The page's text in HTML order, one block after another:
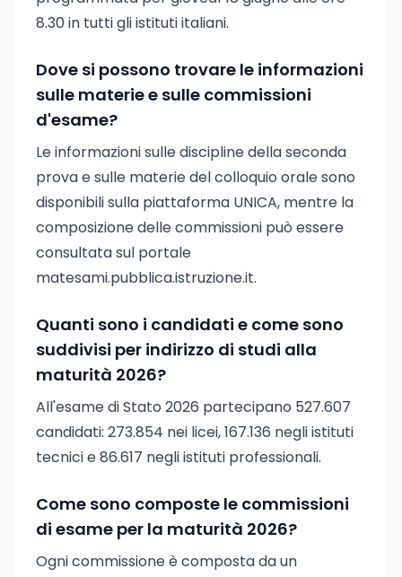
8.30 in tutti gli istituti italiani.
Dove si possono trovare le informazioni
sulle materie e sulle commissioni
d'esame?
Le informazioni sulle discipline della seconda
prova e sulle materie del colloquio orale sono
disponibili sulla piattaforma UNICA, mentre la
composizione delle commissioni può essere
consultata sul portale
matesami.pubblica.istruzione.it.
Quanti sono i candidati e come sono
suddivisi per indirizzo di studi alla
maturità 2026?
All'esame di Stato 2026 partecipano 527.607
candidati: 273.854 nei licei, 167.136 negli istituti
tecnici e 86.617 negli istituti professionali.
Come sono composte le commissioni
di esame per la maturità 2026?
Ogni commissione è composta da un